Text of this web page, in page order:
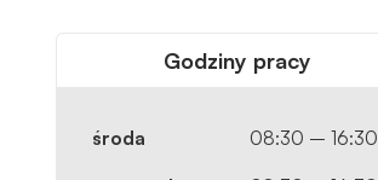
Godziny pracy
środa 08:30 – 16:30